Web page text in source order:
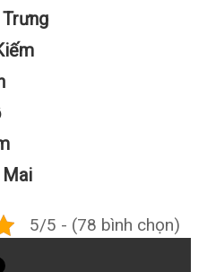
Mai
5/5 - (78 bình chọn)